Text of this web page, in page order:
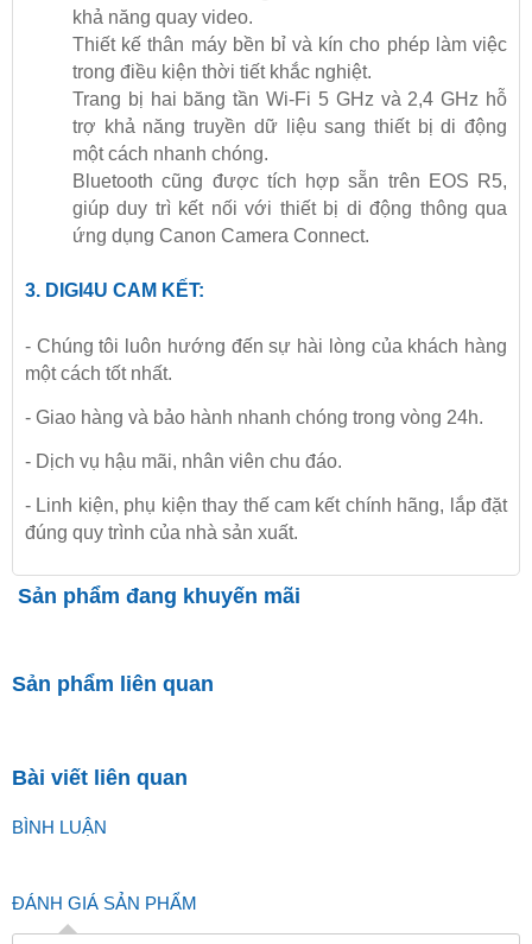
khả năng quay video.
Thiết kế thân máy bền bỉ và kín cho phép làm việc
trong điều kiện thời tiết khắc nghiệt.
Trang bị hai băng tần Wi-Fi 5 GHz và 2,4 GHz hỗ
trợ khả năng truyền dữ liệu sang thiết bị di động
một cách nhanh chóng.
Bluetooth cũng được tích hợp sẵn trên EOS R5,
giúp duy trì kết nối với thiết bị di động thông qua
ứng dụng Canon Camera Connect.
3. DIGI4U CAM KẾT:
- Chúng tôi luôn hướng đến sự hài lòng của khách hàng
một cách tốt nhất.
- Giao hàng và bảo hành nhanh chóng trong vòng 24h.
- Dịch vụ hậu mãi, nhân viên chu đáo.
- Linh kiện, phụ kiện thay thế cam kết chính hãng, lắp đặt
đúng quy trình của nhà sản xuất.
Sản phẩm đang khuyến mãi
Sản phẩm liên quan
Bài viết liên quan
BÌNH LUẬN
ĐÁNH GIÁ SẢN PHẨM